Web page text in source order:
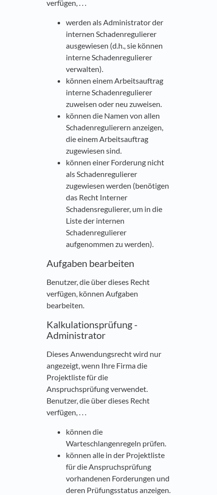
verfügen, . . .
werden als Administrator der
internen Schadenregulierer
ausgewiesen (d.h., sie können
interne Schadenregulierer
verwalten).
können einem Arbeitsauftrag
interne Schadenregulierer
zuweisen oder neu zuweisen.
können die Namen von allen
Schadenregulierern anzeigen,
die einem Arbeitsauftrag
zugewiesen sind.
können einer Forderung nicht
als Schadenregulierer
zugewiesen werden (benötigen
das Recht Interner
Schadensregulierer, um in die
Liste der internen
Schadenregulierer
aufgenommen zu werden).
Aufgaben bearbeiten
Benutzer, die über dieses Recht
verfügen, können Aufgaben
bearbeiten.
Kalkulationsprüfung -
Administrator
Dieses Anwendungsrecht wird nur
angezeigt, wenn Ihre Firma die
Projektliste für die
Anspruchsprüfung verwendet.
Benutzer, die über dieses Recht
verfügen, . . .
können die
Warteschlangenregeln prüfen.
können alle in der Projektliste
für die Anspruchsprüfung
vorhandenen Forderungen und
deren Prüfungsstatus anzeigen.